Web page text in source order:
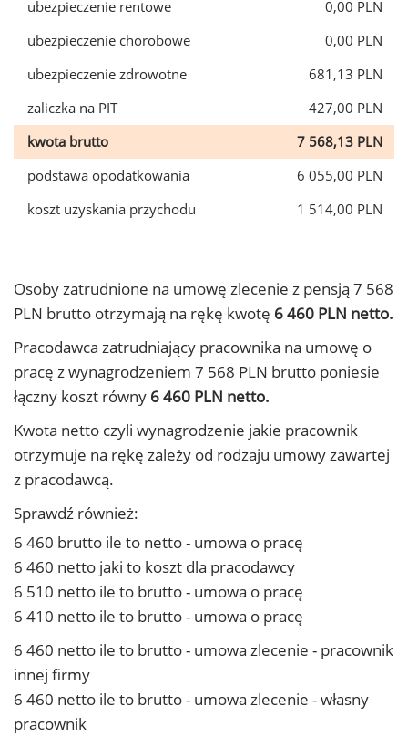
ubezpieczenie rentowe
0,00 PLN
ubezpieczenie chorobowe
0,00 PLN
ubezpieczenie zdrowotne
681,13 PLN
zaliczka na PIT
427,00 PLN
kwota brutto
7 568,13 PLN
podstawa opodatkowania
6 055,00 PLN
koszt uzyskania przychodu
1 514,00 PLN
Osoby zatrudnione na umowę zlecenie z pensją 7 568
PLN brutto otrzymają na rękę kwotę 6 460 PLN netto.
Pracodawca zatrudniający pracownika na umowę o
pracę z wynagrodzeniem 7 568 PLN brutto poniesie
łączny koszt równy 6 460 PLN netto.
Kwota netto czyli wynagrodzenie jakie pracownik
otrzymuje na rękę zależy od rodzaju umowy zawartej
z pracodawcą.
Sprawdź również:
6 460 brutto ile to netto - umowa o pracę
6 460 netto jaki to koszt dla pracodawcy
6 510 netto ile to brutto - umowa o pracę
6 410 netto ile to brutto - umowa o pracę
6 460 netto ile to brutto - umowa zlecenie - pracownik
innej firmy
6 460 netto ile to brutto - umowa zlecenie - własny
pracownik